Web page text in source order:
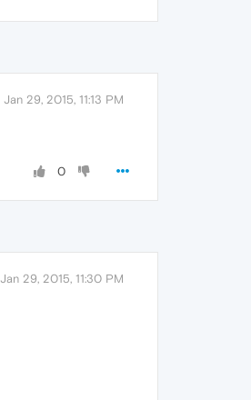
Jan 29, 2015, 11:13 PM
0
Jan 29, 2015, 11:30 PM